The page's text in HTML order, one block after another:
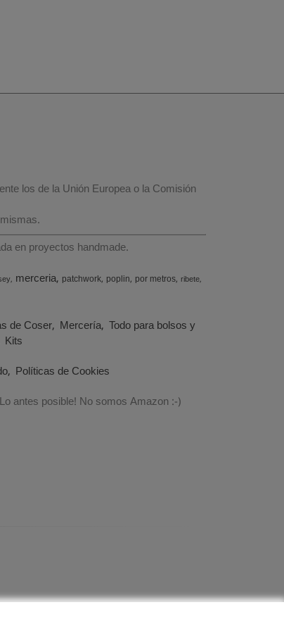
los de la Unión Europea o la Comisión
en proyectos handmade.
merceria patchwork poplin por metros ribete
de Coser Mercería Todo para bolsos y
Kits
Políticas de Cookies
Lo antes posible! No somos Amazon :-)